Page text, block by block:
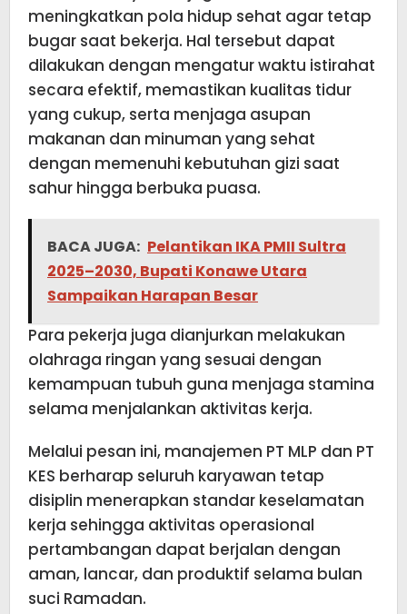
meningkatkan pola hidup sehat agar tetap
bugar saat bekerja. Hal tersebut dapat
dilakukan dengan mengatur waktu istirahat
secara efektif, memastikan kualitas tidur
yang cukup, serta menjaga asupan
makanan dan minuman yang sehat
dengan memenuhi kebutuhan gizi saat
sahur hingga berbuka puasa.
BACA JUGA: Pelantikan IKA PMII Sultra
2025–2030, Bupati Konawe Utara
Sampaikan Harapan Besar
Para pekerja juga dianjurkan melakukan
olahraga ringan yang sesuai dengan
kemampuan tubuh guna menjaga stamina
selama menjalankan aktivitas kerja.
Melalui pesan ini, manajemen PT MLP dan PT
KES berharap seluruh karyawan tetap
disiplin menerapkan standar keselamatan
kerja sehingga aktivitas operasional
pertambangan dapat berjalan dengan
aman, lancar, dan produktif selama bulan
suci Ramadan.